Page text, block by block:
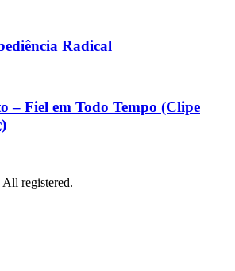
Radical
– Fiel em Todo Tempo (Clipe
All registered.